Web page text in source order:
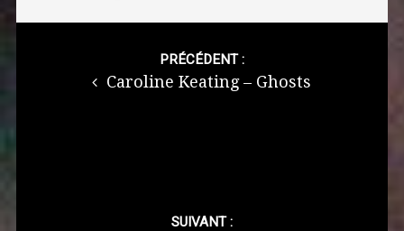
PRÉCÉDENT :
Caroline Keating – Ghosts
SUIVANT :